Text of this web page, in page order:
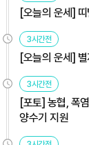
[오늘의 운세]
3시간전
[오늘의 운세]
3시간전
[포토] 농협, 폭
양수기 지원